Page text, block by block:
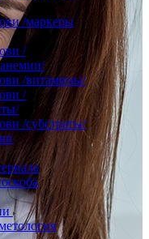
/маркеры
/
/витамины/
/
/субстраты/